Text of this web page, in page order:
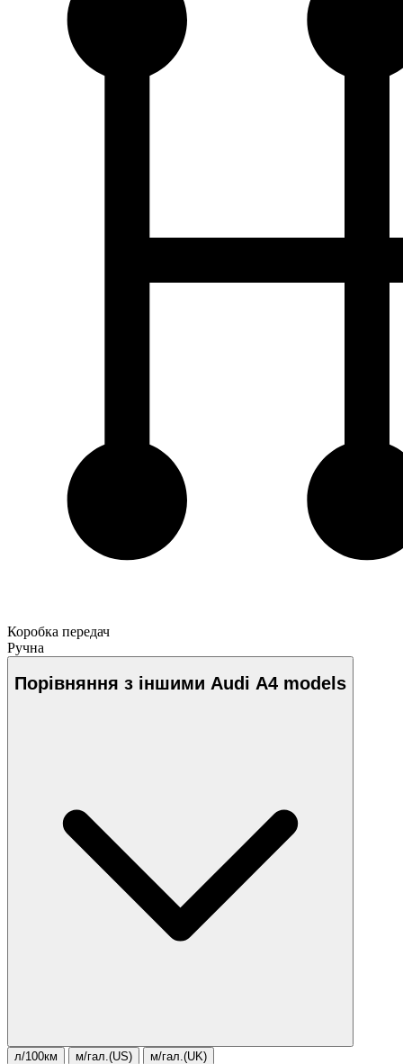
Коробка передач
Ручна
Порівняння з іншими Audi A4 models
л/100км м/гал.(US) м/гал.(UK)